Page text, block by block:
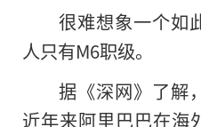
很难想象一个如
人只有M6职级。
据《深网》了解
近年来阿里巴巴在海